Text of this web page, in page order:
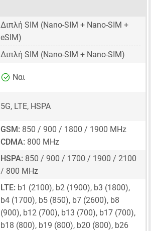
Διπλή SIM (Nano-SIM + Nano-SIM +
eSIM)
Διπλή SIM (Nano-SIM + Nano-SIM)
Ναι
5G, LTE, HSPA
GSM: 850 / 900 / 1800 / 1900 MHz
CDMA: 800 MHz
HSPA: 850 / 900 / 1700 / 1900 / 2100
/ 800 MHz
LTE: b1 (2100), b2 (1900), b3 (1800),
b4 (1700), b5 (850), b7 (2600), b8
(900), b12 (700), b13 (700), b17 (700),
b18 (800), b19 (800), b20 (800), b26